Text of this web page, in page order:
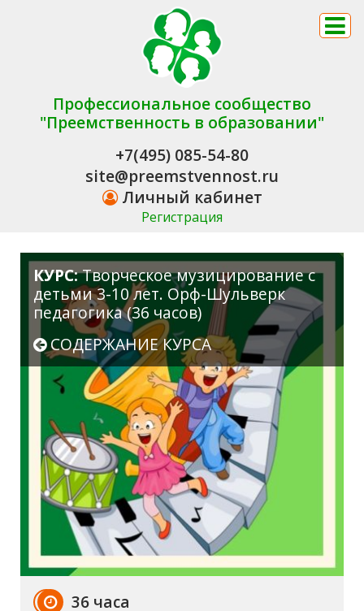
Профессиональное сообщество
"Преемственность в образовании"
+7(495) 085-54-80
site@preemstvennost.ru
Личный кабинет
Регистрация
КУРС:Творческое музицирование с
детьми 3-10 лет. Орф-Шульверк
педагогика (36 часов)
СОДЕРЖАНИЕ КУРСА
36 часа